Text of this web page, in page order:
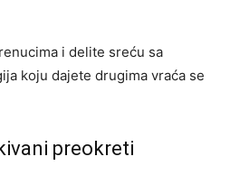
i delite sreću sa
koju dajete drugima vraća se
preokreti